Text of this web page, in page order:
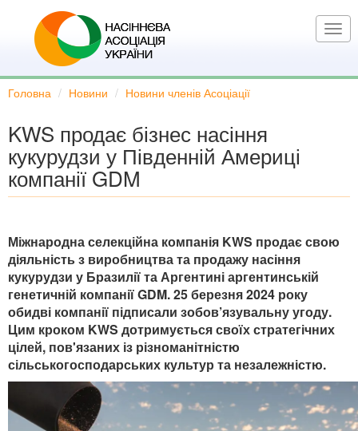
основного
Головна Новини Новини членів Асоціації
KWS продає бізнес насіння
кукурудзи у Південній Америці
компанії GDM
Міжнародна селекційна компанія KWS продає свою
діяльність з виробництва та продажу насіння
кукурудзи у Бразилії та Аргентині аргентинській
генетичній компанії GDM. 25 березня 2024 року
обидві компанії підписали зобов’язувальну угоду.
Цим кроком KWS дотримується своїх стратегічних
цілей, пов'язаних із різноманітністю
сільськогосподарських культур та незалежністю.